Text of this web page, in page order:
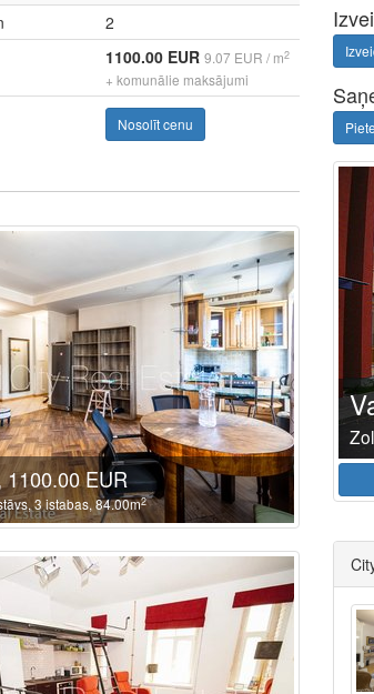
2
1100.00 EUR 9.07 EUR / m2
+ komunālie maksājumi
Nosolīt cenu
1100.00 EUR
3 istabas, 84.00m2